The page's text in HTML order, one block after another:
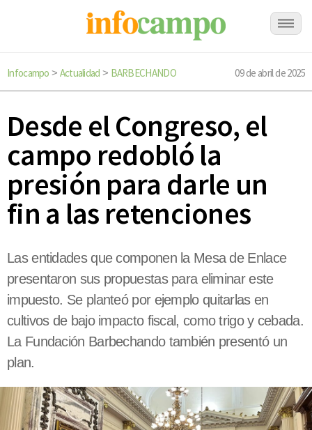
Infocampo > Actualidad > BARBECHANDO 09 de abril de 2025
Desde el Congreso, el
campo redobló la
presión para darle un
fin a las retenciones
Las entidades que componen la Mesa de Enlace
presentaron sus propuestas para eliminar este
impuesto. Se planteó por ejemplo quitarlas en
cultivos de bajo impacto fiscal, como trigo y cebada.
La Fundación Barbechando también presentó un
plan.